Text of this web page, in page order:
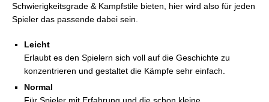
Schwierigkeitsgrade & Kampfstile bieten, hier wird also für jeden
Spieler das passende dabei sein.
Leicht
Erlaubt es den Spielern sich voll auf die Geschichte zu
konzentrieren und gestaltet die Kämpfe sehr einfach.
Normal
Für Spieler mit Erfahrung und die schon kleine